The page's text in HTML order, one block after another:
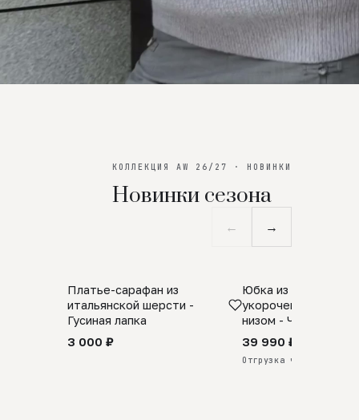
КОЛЛЕКЦИЯ AW 26/27 · НОВИНКИ
Новинки сезона
← →
SALE
Платье-сарафан из
итальянской шерсти -
Гусиная лапка
3 000 ₽
ПРЕДЗАКАЗ
Юбка из
укороченная с
низом - Черный
39 990 ₽
Отгрузка через 25 дней